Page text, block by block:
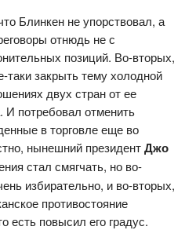
Блинкен не упорствовал, а
отнюдь не с
позиций. Во-вторых,
закрыть тему холодной
двух стран от ее
И потребовал отменить
в торговле еще во
нынешний президентДжо
стал смягчать, но во-
избирательно, и во-вторых,
противостояние
есть повысил его градус.